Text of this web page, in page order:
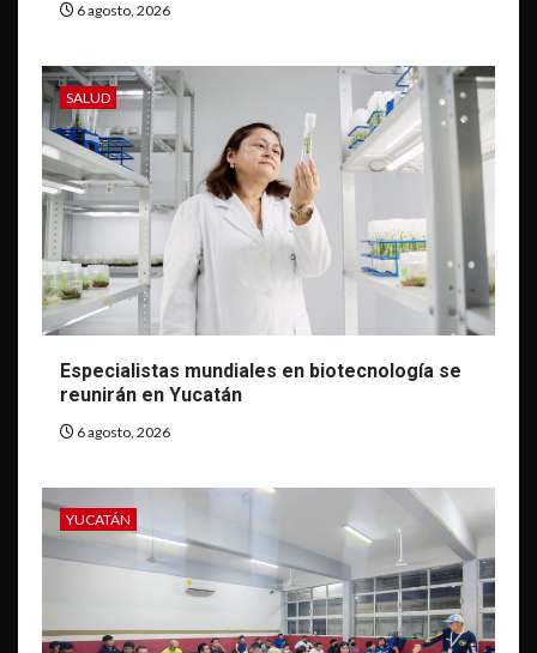
6 agosto, 2026
SALUD
Especialistas mundiales en biotecnología se
reunirán en Yucatán
6 agosto, 2026
YUCATÁN